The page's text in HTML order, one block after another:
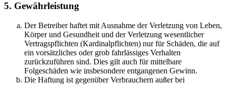
5. Gewährleistung
Der Betreiber haftet mit Ausnahme der Verletzung von Leben,
Körper und Gesundheit und der Verletzung wesentlicher
Vertragspflichten (Kardinalpflichten) nur für Schäden, die auf
ein vorsätzliches oder grob fahrlässiges Verhalten
zurückzuführen sind. Dies gilt auch für mittelbare
Folgeschäden wie insbesondere entgangenen Gewinn.
Die Haftung ist gegenüber Verbrauchern außer bei